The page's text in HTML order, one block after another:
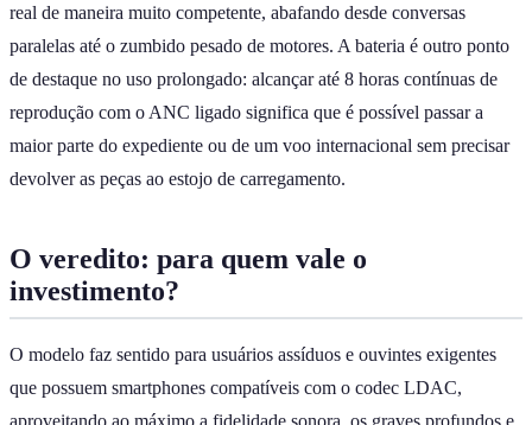
real de maneira muito competente, abafando desde conversas
paralelas até o zumbido pesado de motores. A bateria é outro ponto
de destaque no uso prolongado: alcançar até 8 horas contínuas de
reprodução com o ANC ligado significa que é possível passar a
maior parte do expediente ou de um voo internacional sem precisar
devolver as peças ao estojo de carregamento.
O veredito: para quem vale o
investimento?
O modelo faz sentido para usuários assíduos e ouvintes exigentes
que possuem smartphones compatíveis com o codec LDAC,
aproveitando ao máximo a fidelidade sonora, os graves profundos e